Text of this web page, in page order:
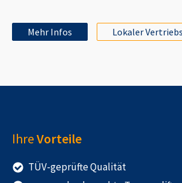
Mehr Infos Lokaler
IhreVorteile
TÜV-geprüfte Qualität